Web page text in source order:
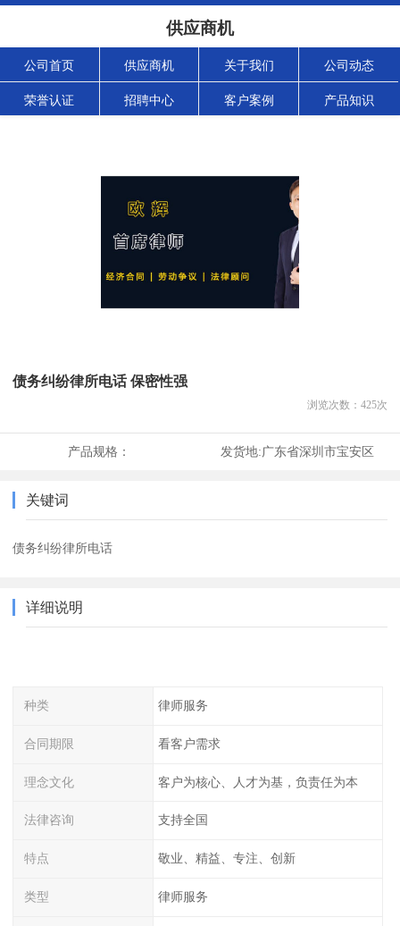
供应商机
公司首页 供应商机 关于我们 公司动态
荣誉认证 招聘中心 客户案例 产品知识
债务纠纷律所电话 保密性强
浏览次数： 425次
产品规格： 发货地:广东省深圳市宝安区
关键词
债务纠纷律所电话
详细说明
种类 律师服务
合同期限 看客户需求
理念文化 客户为核心、人才为基，负责任为本
法律咨询 支持全国
特点 敬业、精益、专注、创新
类型 律师服务